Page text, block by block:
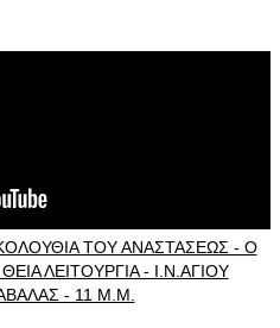
ΤΟΥ ΑΝΑΣΤΑΣΕΩΣ - Ο
ΛΕΙΤΟΥΡΓΙΑ - Ι.Ν.ΑΓΙΟΥ
- 11 Μ.Μ.